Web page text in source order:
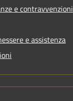
e contravvenzioni
e assistenza